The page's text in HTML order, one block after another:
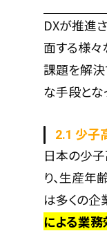
DXが推進
面する様々
課題を解決
な手段とな
2.1 少子
日本の少
り、生産年
は多くの企
による業